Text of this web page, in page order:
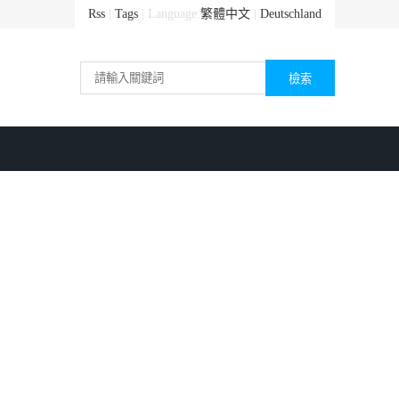
Rss Tags | Language: 繁體中文 Deutschland